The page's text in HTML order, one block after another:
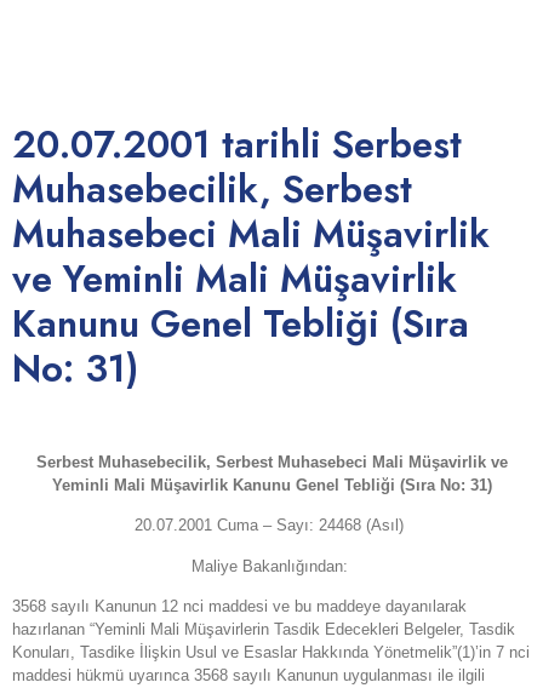
20.07.2001 tarihli Serbest
Muhasebecilik, Serbest
Muhasebeci Mali Müşavirlik
ve Yeminli Mali Müşavirlik
Kanunu Genel Tebliği (Sıra
No: 31)
Serbest Muhasebecilik, Serbest Muhasebeci Mali Müşavirlik ve
Yeminli Mali Müşavirlik Kanunu Genel Tebliği (Sıra No: 31)
20.07.2001 Cuma – Sayı: 24468 (Asıl)
Maliye Bakanlığından:
3568 sayılı Kanunun 12 nci maddesi ve bu maddeye dayanılarak
hazırlanan “Yeminli Mali Müşavirlerin Tasdik Edecekleri Belgeler, Tasdik
Konuları, Tasdike İlişkin Usul ve Esaslar Hakkında Yönetmelik”(1)’in 7 nci
maddesi hükmü uyarınca 3568 sayılı Kanunun uygulanması ile ilgili